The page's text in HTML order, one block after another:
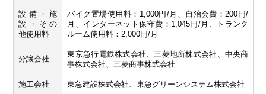
設備・施
設・その
他使用料
バイク置場使用料：1,000円/月、自治会費：200円/
月、インターネット保守費：1,045円/月、トランク
ルーム使用料：2,000円/月
分譲会社
東京急行電鉄株式会社、三菱地所株式会社、中央商
事株式会社、三菱商事株式会社
施工会社 東急建設株式会社、東急グリーンシステム株式会社